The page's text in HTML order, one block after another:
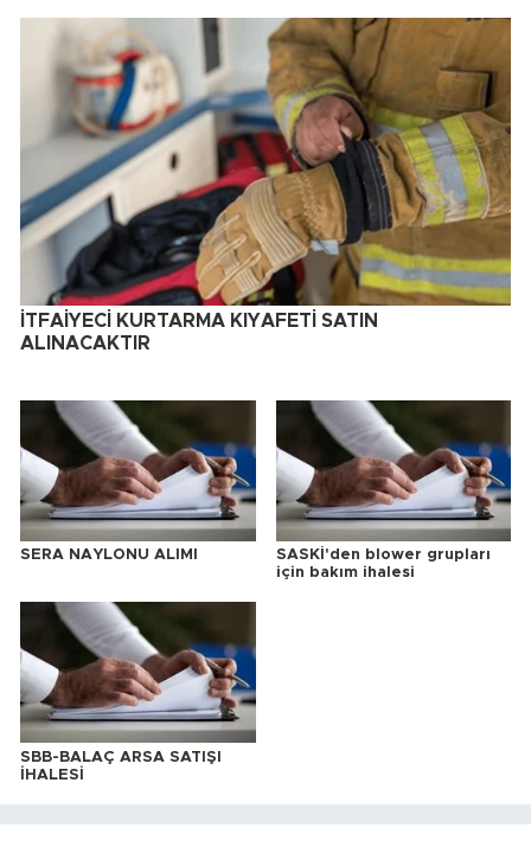
İTFAİYECİ KURTARMA KIYAFETİ SATIN
ALINACAKTIR
SERA NAYLONU ALIMI
SASKİ'den blower grupları
için bakım ihalesi
SBB-BALAÇ ARSA SATIŞI
İHALESİ